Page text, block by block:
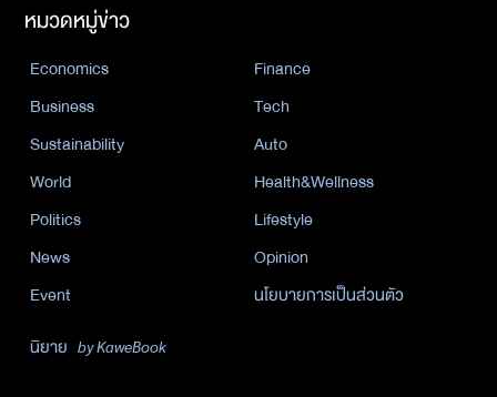
หมวดหมู่ข่าว
Economics
Finance
Business
Tech
Sustainability
Auto
World
Health&Wellness
Politics
Lifestyle
News
Opinion
Event
นโยบายการเป็นส่วนตัว
นิยาย by KaweBook